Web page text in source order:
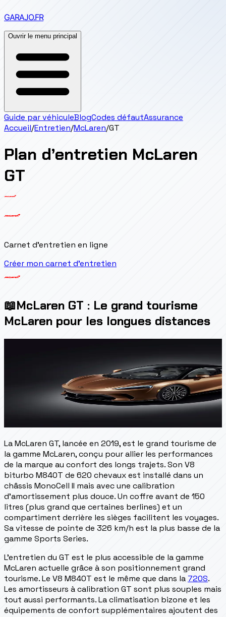
GARAJO.FR
Ouvrir le menu principal
Guide par véhiculeBlogCodes défautAssurance
Accueil/Entretien/McLaren/GT
Plan d’entretien McLaren
GT
Carnet d'entretien en ligne
Créer mon carnet d'entretien
📖McLaren GT : Le grand tourisme
McLaren pour les longues distances
La McLaren GT, lancée en 2019, est le grand tourisme de
la gamme McLaren, conçu pour allier les performances
de la marque au confort des longs trajets. Son V8
biturbo M840T de 620 chevaux est installé dans un
châssis MonoCell II mais avec une calibration
d'amortissement plus douce. Un coffre avant de 150
litres (plus grand que certaines berlines) et un
compartiment derrière les sièges facilitent les voyages.
Sa vitesse de pointe de 326 km/h est la plus basse de la
gamme Sports Series.
L'entretien du GT est le plus accessible de la gamme
McLaren actuelle grâce à son positionnement grand
tourisme. Le V8 M840T est le même que dans la720S.
Les amortisseurs à calibration GT sont plus souples mais
tout aussi performants. La climatisation bizone et les
équipements de confort supplémentaires ajoutent des